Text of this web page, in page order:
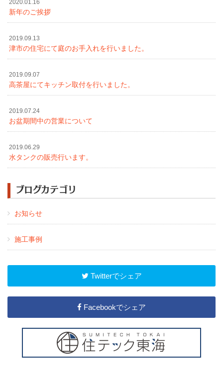
2020.01.16
新年のご挨拶
2019.09.13
津市の住宅にて庭のお手入れを行いました。
2019.09.07
高茶屋にてキッチン取付を行いました。
2019.07.24
お盆期間中の営業について
2019.06.29
水タンクの販売行います。
ブログカテゴリ
お知らせ
施工事例
Twitterでシェア
Facebookでシェア